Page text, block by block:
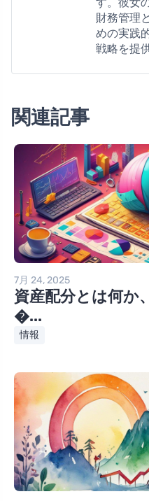
財務管理
めの実践
戦略を提
関連記事
7月 24, 2025
資産配分とは何か
�...
情報